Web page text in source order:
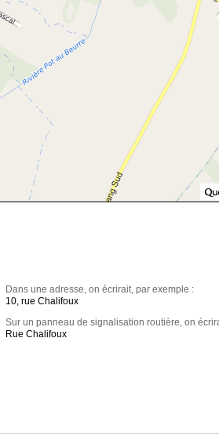
Dans une adresse, on écrirait, par exemple :
10, rue Chalifoux
Sur un panneau de signalisation routière, on
Rue Chalifoux